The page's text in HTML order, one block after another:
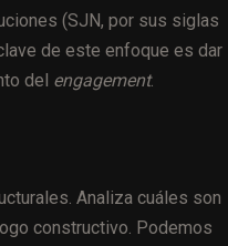
(SJN, por sus siglas
de este enfoque es dar
del engagement.
Analiza cuáles son
constructivo. Podemos